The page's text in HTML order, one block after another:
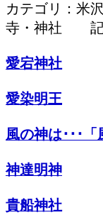
カテゴリ：
寺・神社 記
愛宕神社
愛染明王
風の神は･･･「
神達明神
貴船神社